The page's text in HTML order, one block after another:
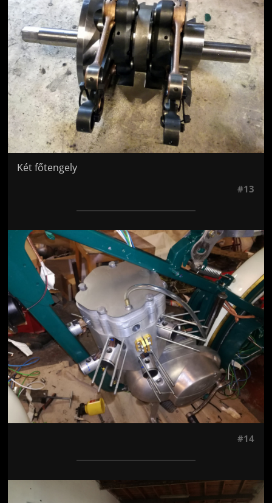
Két főtengely
#13
Jön még kép!
#14
Jön még kép!